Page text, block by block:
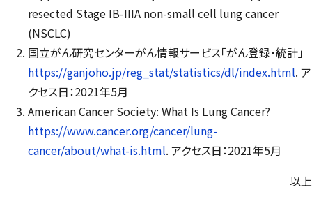
resected Stage IB-IIIA non-small cell lung cancer
(NSCLC)
国立がん研究センターがん情報サービス「がん登録・統計」
https://ganjoho.jp/reg_stat/statistics/dl/index.html. ア
クセス日：2021年5月
American Cancer Society: What Is Lung Cancer?
https://www.cancer.org/cancer/lung-
cancer/about/what-is.html. アクセス日：2021年5月
以上